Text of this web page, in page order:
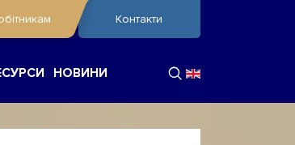
Контакти
НОВИНИ